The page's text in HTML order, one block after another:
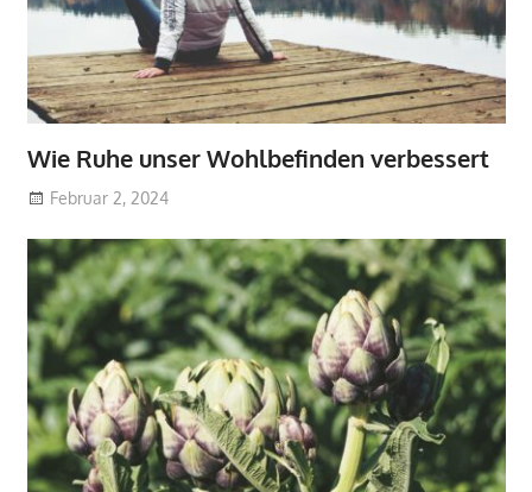
Wie Ruhe unser Wohlbefinden verbessert
Februar 2, 2024